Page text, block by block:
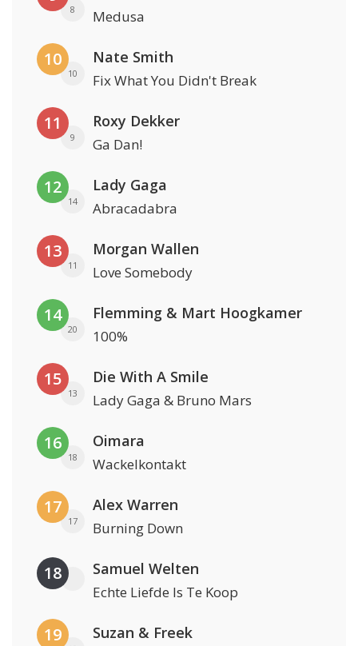
8 Medusa
10
10
Nate Smith
Fix What You Didn't Break
11
9
Roxy Dekker
Ga Dan!
12
14
Lady Gaga
Abracadabra
13
11
Morgan Wallen
Love Somebody
14
20
Flemming & Mart Hoogkamer
100%
15
13
Die With A Smile
Lady Gaga & Bruno Mars
16
18
Oimara
Wackelkontakt
17
17
Alex Warren
Burning Down
18 Samuel Welten
Echte Liefde Is Te Koop
19 Suzan & Freek